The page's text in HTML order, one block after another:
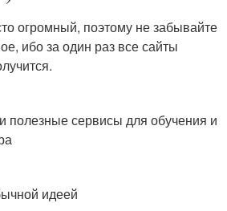
огромный, поэтому не забывайте
ибо за один раз все сайты
полезные сервисы для обучения и
идеей